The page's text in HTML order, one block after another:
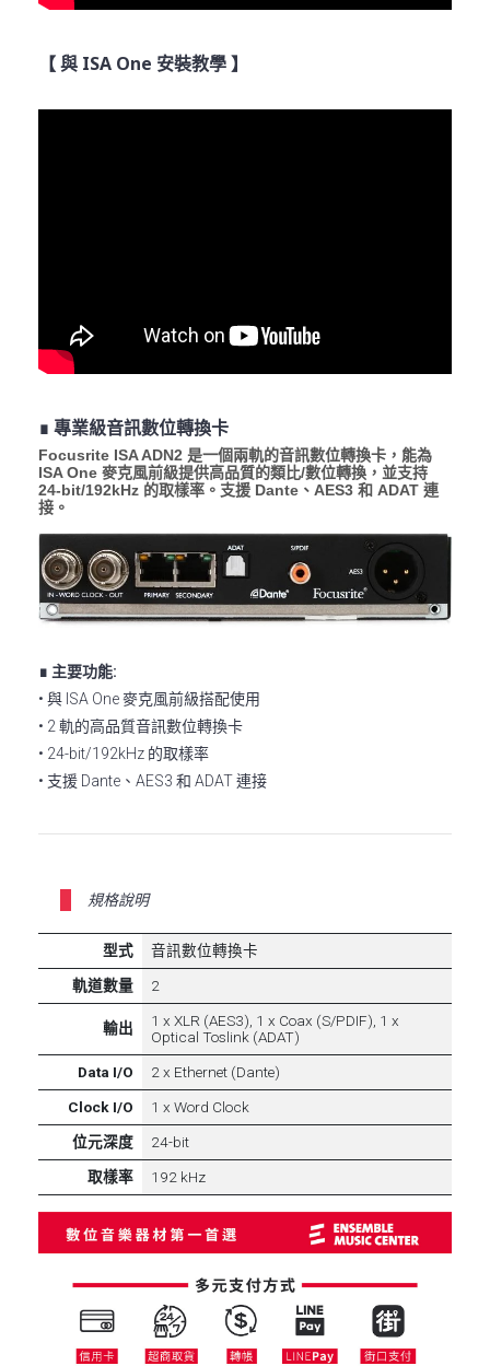
【 與 ISA One 安裝教學 】
∎ 專業級音訊數位轉換卡
Focusrite ISA ADN2 是一個兩軌的音訊數位轉換卡，能為
ISA One 麥克風前級提供高品質的類比/數位轉換，並支持
24-bit/192kHz 的取樣率。支援 Dante、AES3 和 ADAT 連
接。
∎ 主要功能:
• 與 ISA One 麥克風前級搭配使用
• 2 軌的高品質音訊數位轉換卡
• 24-bit/192kHz 的取樣率
• 支援 Dante、AES3 和 ADAT 連接
規格說明
型式
音訊數位轉換卡
軌道數量
2
輸出
1 x XLR (AES3), 1 x Coax (S/PDIF), 1 x
Optical Toslink (ADAT)
Data I/O
2 x Ethernet (Dante)
Clock I/O
1 x Word Clock
位元深度
24-bit
取樣率
192 kHz